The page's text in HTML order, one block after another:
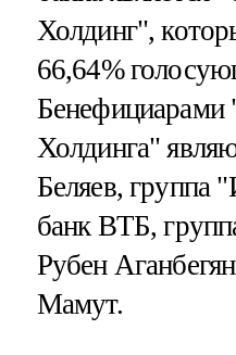
Холдинг",
66,64%
Бенефициарами
Холдинга"
Беляев, группа
банк ВТБ,
Рубен
Мамут.